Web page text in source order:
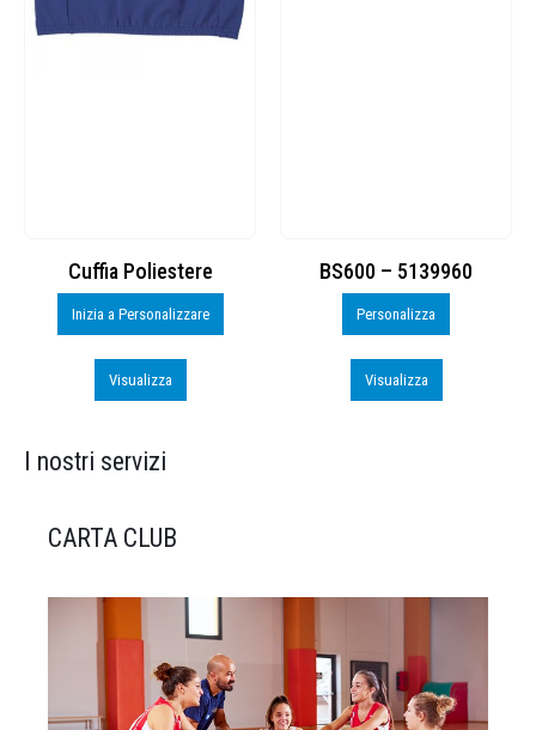
Cuffia Poliestere
Inizia a Personalizzare
Visualizza
BS600 – 5139960
Personalizza
Visualizza
I nostri servizi
CARTA CLUB